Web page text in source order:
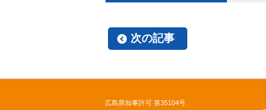
次の記事
広島県知事許可 第35104号